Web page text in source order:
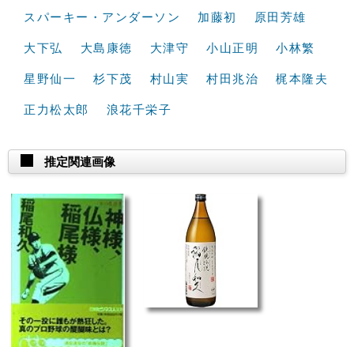
スパーキー・アンダーソン 加藤初 原田芳雄
大下弘 大島康徳 大津守 小山正明 小林繁
星野仙一 杉下茂 村山実 村田兆治 梶本隆夫
正力松太郎 浪花千栄子
推定関連画像